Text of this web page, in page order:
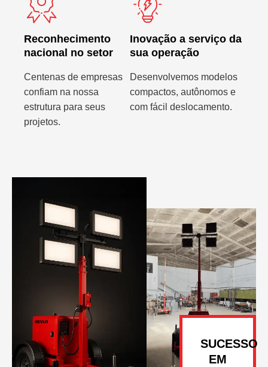
SUCESSO
EM
Reconhecimento
nacional no setor
Centenas de empresas
confiam na nossa
estrutura para seus
projetos.
Inovação a serviço da
sua operação
Desenvolvemos modelos
compactos, autônomos e
com fácil deslocamento.